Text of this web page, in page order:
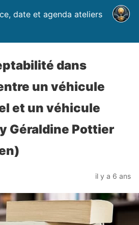
date et agenda ateliers
dans
un véhicule
et un véhicule
Géraldine Pottier
il y a 6 ans